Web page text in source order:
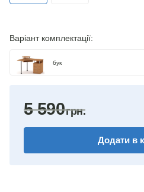
Варіант комплектації:
бук
горіх
5 590
Додати в